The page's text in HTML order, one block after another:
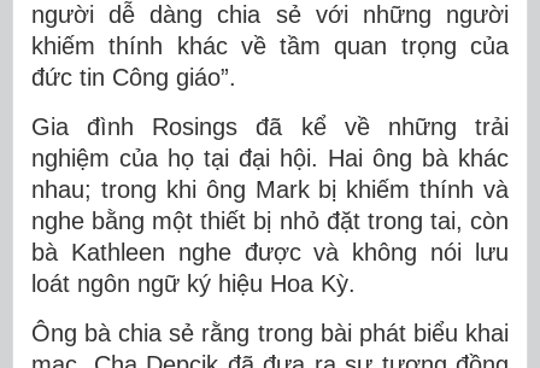
người dễ dàng chia sẻ với những người
khiếm thính khác về tầm quan trọng của
đức tin Công giáo”.
Gia đình Rosings đã kể về những trải
nghiệm của họ tại đại hội. Hai ông bà khác
nhau; trong khi ông Mark bị khiếm thính và
nghe bằng một thiết bị nhỏ đặt trong tai, còn
bà Kathleen nghe được và không nói lưu
loát ngôn ngữ ký hiệu Hoa Kỳ.
Ông bà chia sẻ rằng trong bài phát biểu khai